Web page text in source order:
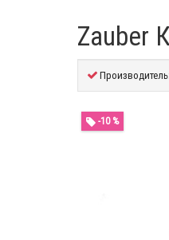
Zauber
-10 %